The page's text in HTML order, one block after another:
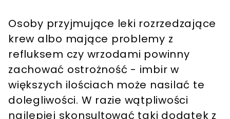
Osoby przyjmujące leki rozrzedzające
krew albo mające problemy z
refluksem czy wrzodami powinny
zachować ostrożność - imbir w
większych ilościach może nasilać te
dolegliwości. W razie wątpliwości
najlepiej skonsultować taki dodatek z